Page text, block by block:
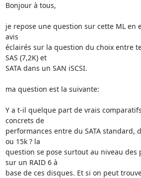
Bonjour à tous,
je repose une question sur cette ML en
avis
éclairés sur la question du choix entre
SAS (7,2K) et
SATA dans un SAN iSCSI.
ma question est la suivante:
Y a t-il quelque part de vrais
concrets de
performances entre du SATA standard,
ou 15k ? la
question se pose surtout au niveau des
sur un RAID 6 à
base de ces disques. Et si on peut